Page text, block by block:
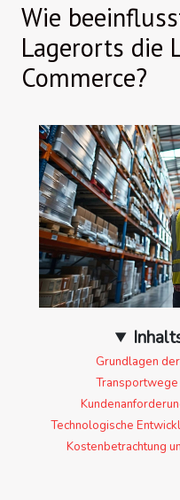
Wie
Lagerorts die
Commerce?
Grundlagen
Technologische
Kostenbetrachtung